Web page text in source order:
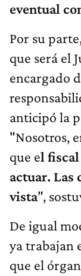
eventual
Por su
que será el
encargado
anticipó la
"Nosotros,
que el fiscal
actuar. Las
vista",
De igual
ya trabajan
que el